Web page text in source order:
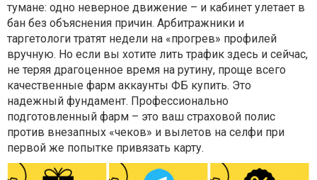
тумане: одно неверное движение – и кабинет улетает в
бан без объяснения причин. Арбитражники и
таргетологи тратят недели на «прогрев» профилей
вручную. Но если вы хотите лить трафик здесь и сейчас,
не теряя драгоценное время на рутину, проще всего
качественные фарм аккаунты ФБ купить. Это
надежный фундамент. Профессионально
подготовленный фарм – это ваш страховой полис
против внезапных «чеков» и вылетов на селфи при
первой же попытке привязать карту.